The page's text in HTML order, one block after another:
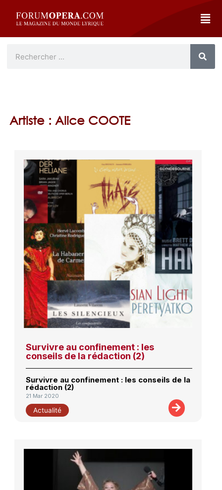
Artiste : Alice COOTE
Survivre au confinement : les
conseils de la rédaction (2)
Survivre au confinement : les conseils de la
rédaction (2)
21 Mar 2020
Actualité